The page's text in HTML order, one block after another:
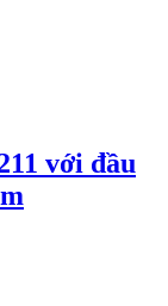
với đầu